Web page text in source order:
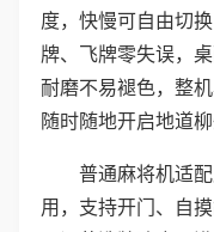
度，快慢可自由切
牌、飞牌零失误，
耐磨不易褪色，整
随时随地开启地道柳
普通麻将机适
用，支持开门、自